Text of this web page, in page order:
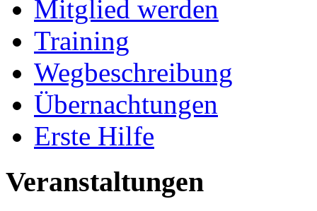
Mitglied werden
Training
Wegbeschreibung
Übernachtungen
Erste Hilfe
Veranstaltungen